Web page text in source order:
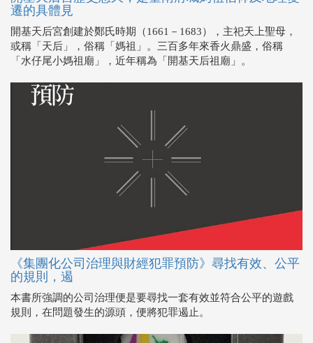
遷的具體見
開基天后宮創建於鄭氏時期（1661－1683），主祀天上聖母，
或稱「天后」，俗稱「媽祖」。三百多年來香火鼎盛，俗稱
「水仔尾小媽祖廟」，近年稱為「開基天后祖廟」。
《集團化公司治理與財經犯罪預防》尋找有效、公平
的規則，遏
本書所強調的公司治理便是要尋找一套有效並符合公平的遊戲
規則，在問題發生的源頭，便將犯罪遏止。